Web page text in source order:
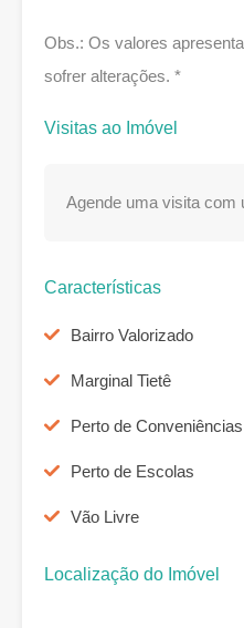
Obs.: Os valores
sofrer alterações. *
Visitas ao Imóvel
Agende uma visita com
Características
Bairro Valorizado
Marginal Tietê
Perto de Conveniências
Perto de Escolas
Vão Livre
Localização do Imóvel